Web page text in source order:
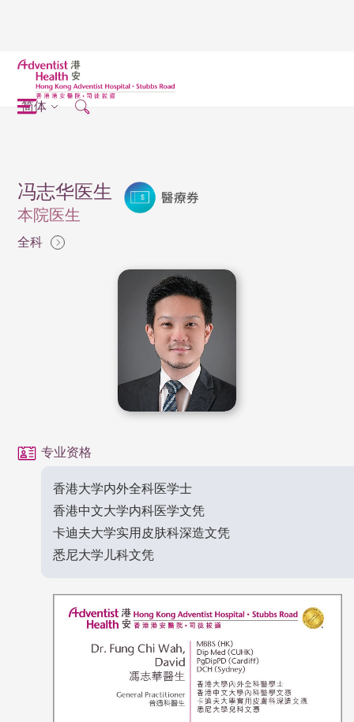
简体
冯志华医生
本院医生
全科
专业资格
香港大学内外全科医学士
香港中文大学内科医学文凭
卡迪夫大学实用皮肤科深造文凭
悉尼大学儿科文凭